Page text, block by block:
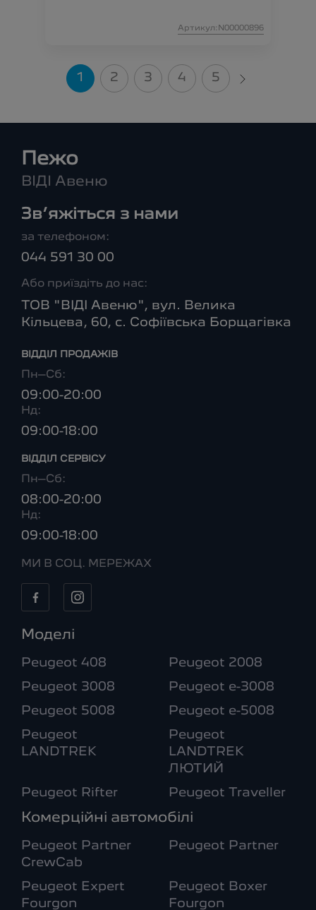
Артикул:N00000896
1 2 3 4 5
Пежо
ВІДІ Авеню
Зв’яжіться з нами
за телефоном:
044 591 30 00
Або приїздіть до нас:
ТОВ "ВІДІ Авеню", вул. Велика
Кільцева, 60, с. Софіївська Борщагівка
ВІДДІЛ ПРОДАЖІВ
Пн–Сб:
09:00-20:00
Нд:
09:00-18:00
ВІДДІЛ CЕРВІСУ
Пн–Сб:
08:00-20:00
Нд:
09:00-18:00
МИ В СОЦ. МЕРЕЖАХ
Моделі
Peugeot 408 Peugeot 2008
Peugeot 3008 Peugeot e-3008
Peugeot 5008 Peugeot e-5008
Peugeot
LANDTREK
Peugeot
LANDTREK
ЛЮТИЙ
Peugeot Rifter Peugeot Traveller
Комерційні автомобілі
Peugeot Partner
CrewCab
Peugeot Partner
Peugeot Expert
Fourgon
Peugeot Boxer
Fourgon